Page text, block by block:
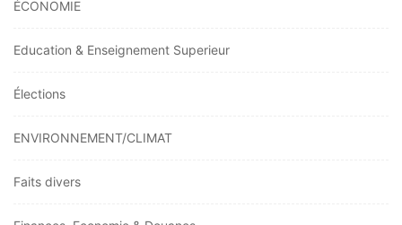
ÉCONOMIE
Education & Enseignement Superieur
Élections
ENVIRONNEMENT/CLIMAT
Faits divers